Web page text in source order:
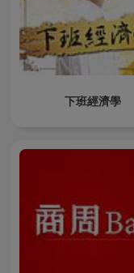
下班經濟學